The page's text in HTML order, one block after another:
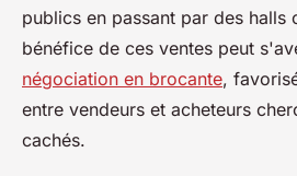
publics en passant par des halls
bénéfice de ces ventes peut
négociation en brocante,
entre vendeurs et acheteurs
cachés.